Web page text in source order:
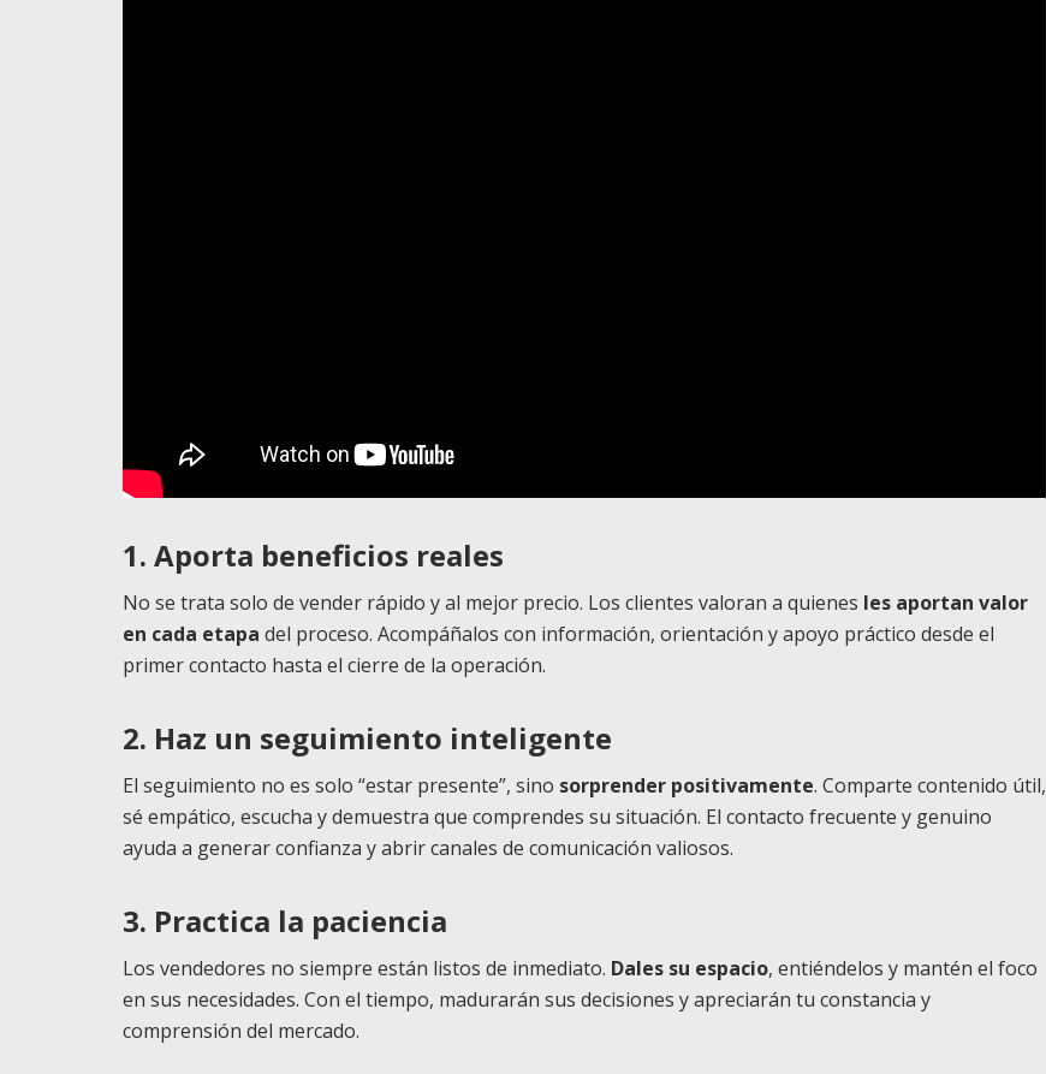
1. Aporta beneficios reales
No se trata solo de vender rápido y al mejor precio. Los clientes valoran a quienes les aportan valor
en cada etapa del proceso. Acompáñalos con información, orientación y apoyo práctico desde el
primer contacto hasta el cierre de la operación.
2. Haz un seguimiento inteligente
El seguimiento no es solo “estar presente”, sino sorprender positivamente. Comparte contenido útil,
sé empático, escucha y demuestra que comprendes su situación. El contacto frecuente y genuino
ayuda a generar confianza y abrir canales de comunicación valiosos.
3. Practica la paciencia
Los vendedores no siempre están listos de inmediato. Dales su espacio, entiéndelos y mantén el foco
en sus necesidades. Con el tiempo, madurarán sus decisiones y apreciarán tu constancia y
comprensión del mercado.